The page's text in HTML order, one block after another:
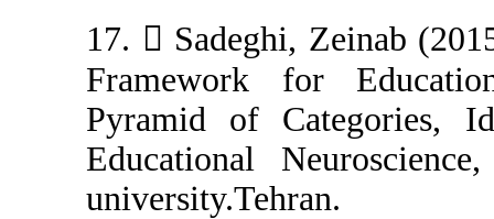
17.  Sadeghi,
Framework
Pyramid of
Educational